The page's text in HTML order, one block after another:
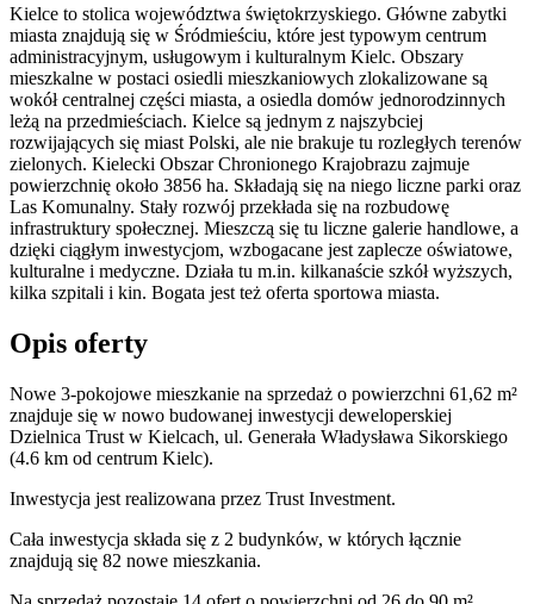
Kielce to stolica województwa świętokrzyskiego. Główne zabytki
miasta znajdują się w Śródmieściu, które jest typowym centrum
administracyjnym, usługowym i kulturalnym Kielc. Obszary
mieszkalne w postaci osiedli mieszkaniowych zlokalizowane są
wokół centralnej części miasta, a osiedla domów jednorodzinnych
leżą na przedmieściach. Kielce są jednym z najszybciej
rozwijających się miast Polski, ale nie brakuje tu rozległych terenów
zielonych. Kielecki Obszar Chronionego Krajobrazu zajmuje
powierzchnię około 3856 ha. Składają się na niego liczne parki oraz
Las Komunalny. Stały rozwój przekłada się na rozbudowę
infrastruktury społecznej. Mieszczą się tu liczne galerie handlowe, a
dzięki ciągłym inwestycjom, wzbogacane jest zaplecze oświatowe,
kulturalne i medyczne. Działa tu m.in. kilkanaście szkół wyższych,
kilka szpitali i kin. Bogata jest też oferta sportowa miasta.
Opis oferty
Nowe 3-pokojowe mieszkanie na sprzedaż o powierzchni 61,62 m²
znajduje się w nowo budowanej inwestycji deweloperskiej
Dzielnica Trust w Kielcach, ul. Generała Władysława Sikorskiego
(4.6 km od centrum Kielc).
Inwestycja jest realizowana przez Trust Investment.
Cała inwestycja składa się z 2 budynków, w których łącznie
znajdują się 82 nowe mieszkania.